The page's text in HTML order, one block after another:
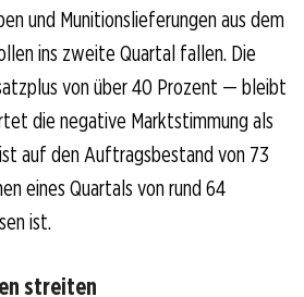
und Munitionslieferungen aus dem
ins zweite Quartal fallen. Die
von über 40 Prozent — bleibt
die negative Marktstimmung als
auf den Auftragsbestand von 73
eines Quartals von rund 64
ist.
streiten